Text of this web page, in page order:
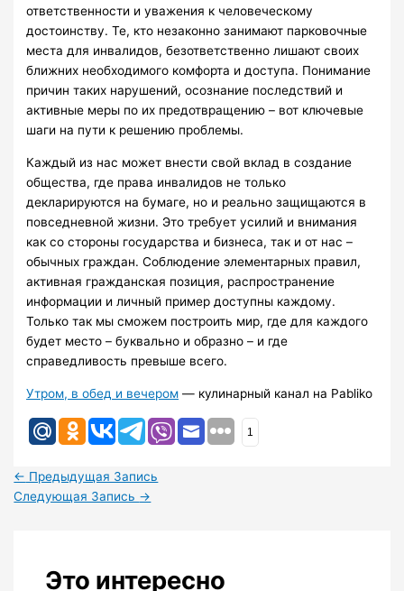
ответственности и уважения к человеческому
достоинству. Те, кто незаконно занимают парковочные
места для инвалидов, безответственно лишают своих
ближних необходимого комфорта и доступа. Понимание
причин таких нарушений, осознание последствий и
активные меры по их предотвращению – вот ключевые
шаги на пути к решению проблемы.
Каждый из нас может внести свой вклад в создание
общества, где права инвалидов не только
декларируются на бумаге, но и реально защищаются в
повседневной жизни. Это требует усилий и внимания
как со стороны государства и бизнеса, так и от нас –
обычных граждан. Соблюдение элементарных правил,
активная гражданская позиция, распространение
информации и личный пример доступны каждому.
Только так мы сможем построить мир, где для каждого
будет место – буквально и образно – и где
справедливость превыше всего.
Утром, в обед и вечером — кулинарный канал на Pabliko
1
← Предыдущая Запись
Следующая Запись →
Это интересно